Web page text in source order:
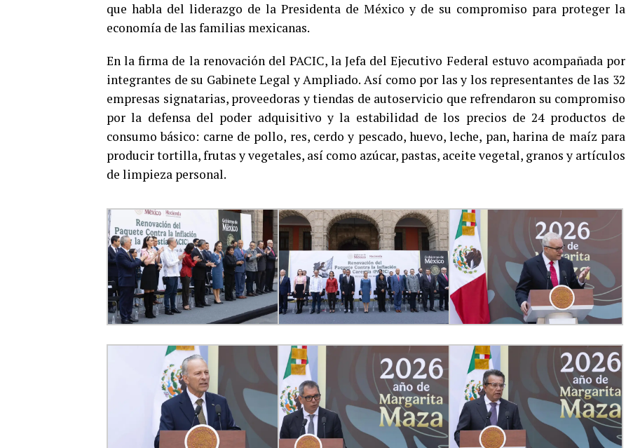
que habla del liderazgo de la Presidenta de México y de su compromiso para proteger la
economía de las familias mexicanas.
En la firma de la renovación del PACIC, la Jefa del Ejecutivo Federal estuvo acompañada por
integrantes de su Gabinete Legal y Ampliado. Así como por las y los representantes de las 32
empresas signatarias, proveedoras y tiendas de autoservicio que refrendaron su compromiso
por la defensa del poder adquisitivo y la estabilidad de los precios de 24 productos de
consumo básico: carne de pollo, res, cerdo y pescado, huevo, leche, pan, harina de maíz para
producir tortilla, frutas y vegetales, así como azúcar, pastas, aceite vegetal, granos y artículos
de limpieza personal.